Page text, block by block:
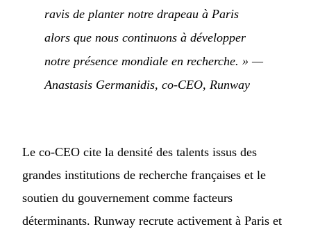
ravis de planter notre drapeau à Paris
alors que nous continuons à développer
notre présence mondiale en recherche. » —
Anastasis Germanidis, co-CEO, Runway
Le co-CEO cite la densité des talents issus des
grandes institutions de recherche françaises et le
soutien du gouvernement comme facteurs
déterminants. Runway recrute activement à Paris et